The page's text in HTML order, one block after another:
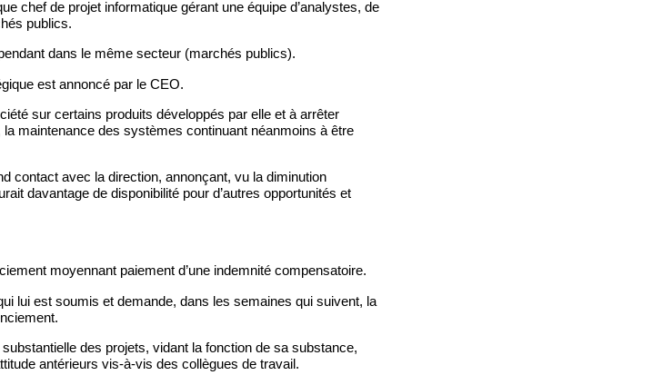
chef de projet informatique gérant une équipe d’analystes, de
publics.
dans le même secteur (marchés publics).
est annoncé par le CEO.
sur certains produits développés par elle et à arrêter
maintenance des systèmes continuant néanmoins à être
contact avec la direction, annonçant, vu la diminution
davantage de disponibilité pour d’autres opportunités et
moyennant paiement d’une indemnité compensatoire.
lui est soumis et demande, dans les semaines qui suivent, la
des projets, vidant la fonction de sa substance,
antérieurs vis-à-vis des collègues de travail.